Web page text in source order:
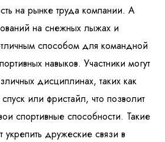
на рынке труда компании. А
на снежных лыжах и
способом для командной
навыков. Участники могут
дисциплинах, таких как
или фристайл, что позволит
спортивные способности. Такие
укрепить дружеские связи в